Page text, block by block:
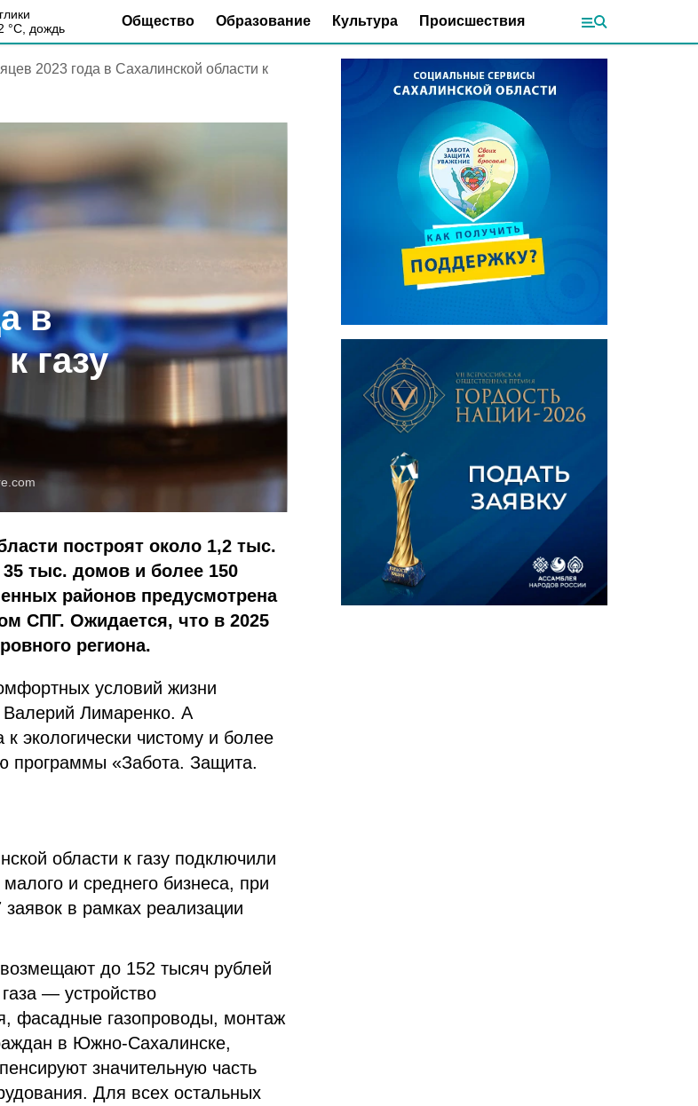
°С, дождь Общество Образование Культура Происшествия
2023 года в Сахалинской области к
в
газу
построят около 1,2 тыс.
тыс. домов и более 150
районов предусмотрена
СПГ. Ожидается, что в 2025
региона.
условий жизни
Валерий Лимаренко. А
экологически чистому и более
программы «Забота. Защита.
области к газу подключили
и среднего бизнеса, при
в рамках реализации
до 152 тысяч рублей
— устройство
фасадные газопроводы, монтаж
в Южно-Сахалинске,
значительную часть
Для всех остальных